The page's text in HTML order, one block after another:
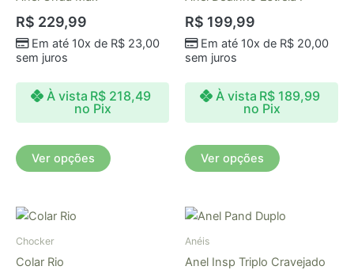
R$ 229,99
Em até 10x de R$23,00
sem juros
À vista R$ 218,49
no Pix
Ver opções
As
podem
ser
escolhidas
página
R$ 199,99
Em até 10x de R$20,00
sem juros
À vista R$ 189,99
no Pix
Ver opções
As
podem
ser
escolhidas
página
Chocker
Colar Rio
Anéis
Anel Insp Triplo Cravejado
Este